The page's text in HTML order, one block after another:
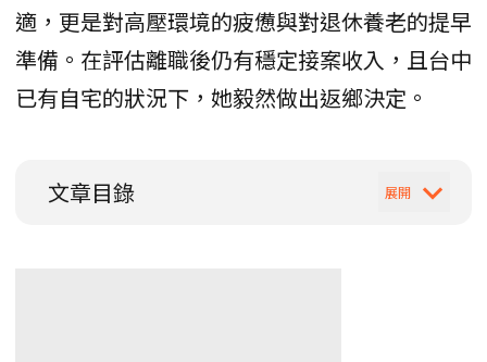
適，更是對高壓環境的疲憊與對退休養老的提早
準備。在評估離職後仍有穩定接案收入，且台中
已有自宅的狀況下，她毅然做出返鄉決定。
文章目錄